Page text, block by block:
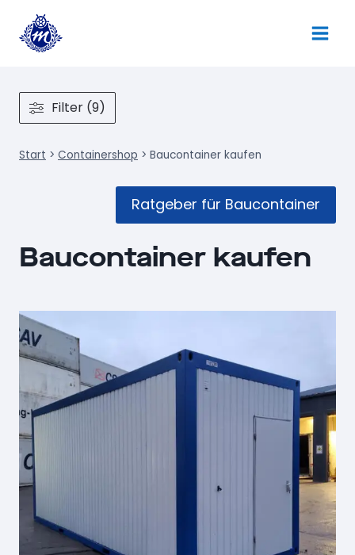
Inhalt
springen
Filter (9)
Start > Containershop > Baucontainer kaufen
Ratgeber für Baucontainer
Baucontainer kaufen